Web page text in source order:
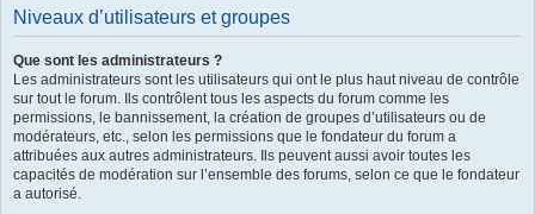
Niveaux d’utilisateurs et groupes
Que sont les administrateurs ?
Les administrateurs sont les utilisateurs qui ont le plus haut niveau de contrôle
sur tout le forum. Ils contrôlent tous les aspects du forum comme les
permissions, le bannissement, la création de groupes d’utilisateurs ou de
modérateurs, etc., selon les permissions que le fondateur du forum a
attribuées aux autres administrateurs. Ils peuvent aussi avoir toutes les
capacités de modération sur l’ensemble des forums, selon ce que le fondateur
a autorisé.